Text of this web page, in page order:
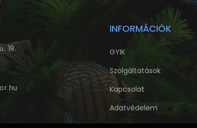
19.
INFORMÁCIÓK
GYIK
Szolgáltatások
Kapcsolat
Adatvédelem